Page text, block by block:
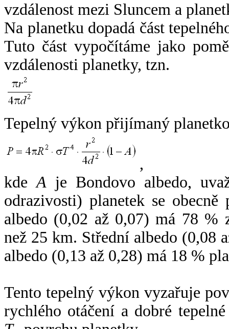
vzdálenost mezi Sluncem a
Na planetku dopadá část
Tuto část vypočítáme jako
vzdálenosti planetky, tzn.
Tepelný výkon přijímaný
,
kdeA je Bondovo albedo,
odrazivosti) planetek se
albedo (0,02 až 0,07) má 78 %
než 25 km. Střední albedo (0,08
albedo (0,13 až 0,28) má 18 %
Tento tepelný výkon vyzařuje
rychlého otáčení a dobré